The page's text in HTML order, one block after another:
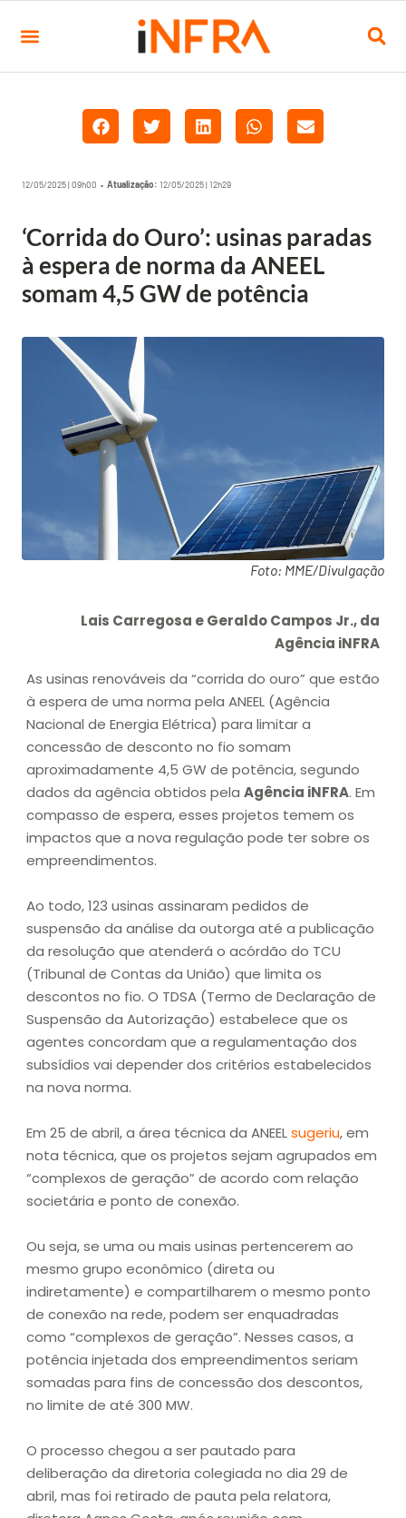
12/05/2025 | 09h00 • Atualização: 12/05/2025 | 12h29
‘Corrida do Ouro’: usinas paradas
à espera de norma da ANEEL
somam 4,5 GW de potência
Foto: MME/Divulgação
Lais Carregosa e Geraldo Campos Jr., da
Agência iNFRA
As usinas renováveis da “corrida do ouro” que estão
à espera de uma norma pela ANEEL (Agência
Nacional de Energia Elétrica) para limitar a
concessão de desconto no fio somam
aproximadamente 4,5 GW de potência, segundo
dados da agência obtidos pela Agência iNFRA. Em
compasso de espera, esses projetos temem os
impactos que a nova regulação pode ter sobre os
empreendimentos.
Ao todo, 123 usinas assinaram pedidos de
suspensão da análise da outorga até a publicação
da resolução que atenderá o acórdão do TCU
(Tribunal de Contas da União) que limita os
descontos no fio. O TDSA (Termo de Declaração de
Suspensão da Autorização) estabelece que os
agentes concordam que a regulamentação dos
subsídios vai depender dos critérios estabelecidos
na nova norma.
Em 25 de abril, a área técnica da ANEELsugeriu, em
nota técnica, que os projetos sejam agrupados em
“complexos de geração” de acordo com relação
societária e ponto de conexão.
Ou seja, se uma ou mais usinas pertencerem ao
mesmo grupo econômico (direta ou
indiretamente) e compartilharem o mesmo ponto
de conexão na rede, podem ser enquadradas
como “complexos de geração”. Nesses casos, a
potência injetada dos empreendimentos seriam
somadas para fins de concessão dos descontos,
no limite de até 300 MW.
O processo chegou a ser pautado para
deliberação da diretoria colegiada no dia 29 de
abril, mas foi retirado de pauta pela relatora,